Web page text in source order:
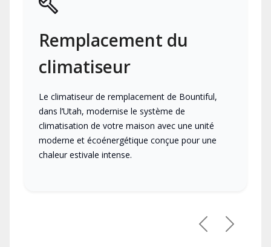
Remplacement du
climatiseur
Le climatiseur de remplacement de Bountiful,
dans l’Utah, modernise le système de
climatisation de votre maison avec une unité
moderne et écoénergétique conçue pour une
chaleur estivale intense.
PrécédentSuivant